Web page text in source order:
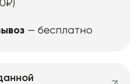
— бесплатно